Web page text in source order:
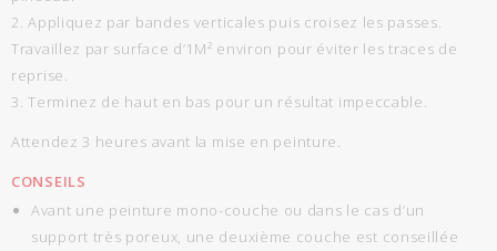
2. Appliquez par bandes verticales puis croisez les passes.
Travaillez par surface d’1M² environ pour éviter les traces de
reprise.
3. Terminez de haut en bas pour un résultat impeccable.
Attendez 3 heures avant la mise en peinture.
CONSEILS
Avant une peinture mono-couche ou dans le cas d’un
support très poreux, une deuxième couche est conseillée